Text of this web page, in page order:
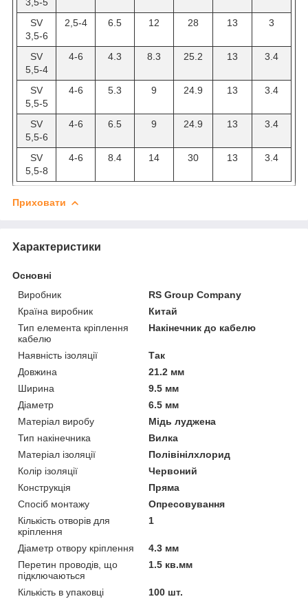
SV
3,5-6
2,5-4 6.5 12 28 13 3
SV
5,5-4
4-6 4.3 8.3 25.2 13 3.4
SV
5,5-5
4-6 5.3 9 24.9 13 3.4
SV
5,5-6
4-6 6.5 9 24.9 13 3.4
SV
5,5-8
4-6 8.4 14 30 13 3.4
Приховати
Характеристики
Основні
Виробник
RS Group Company
Країна виробник
Китай
Тип елемента кріплення
кабелю
Накінечник до кабелю
Наявність ізоляції
Так
Довжина
21.2 мм
Ширина
9.5 мм
Діаметр
6.5 мм
Матеріал виробу
Мідь луджена
Тип накінечника
Вилка
Матеріал ізоляції
Полівінілхлорид
Колір ізоляції
Червоний
Конструкція
Пряма
Спосіб монтажу
Опресовування
Кількість отворів для
кріплення
1
Діаметр отвору кріплення
4.3 мм
Перетин проводів, що
підключаються
1.5 кв.мм
Кількість в упаковці 100 шт.